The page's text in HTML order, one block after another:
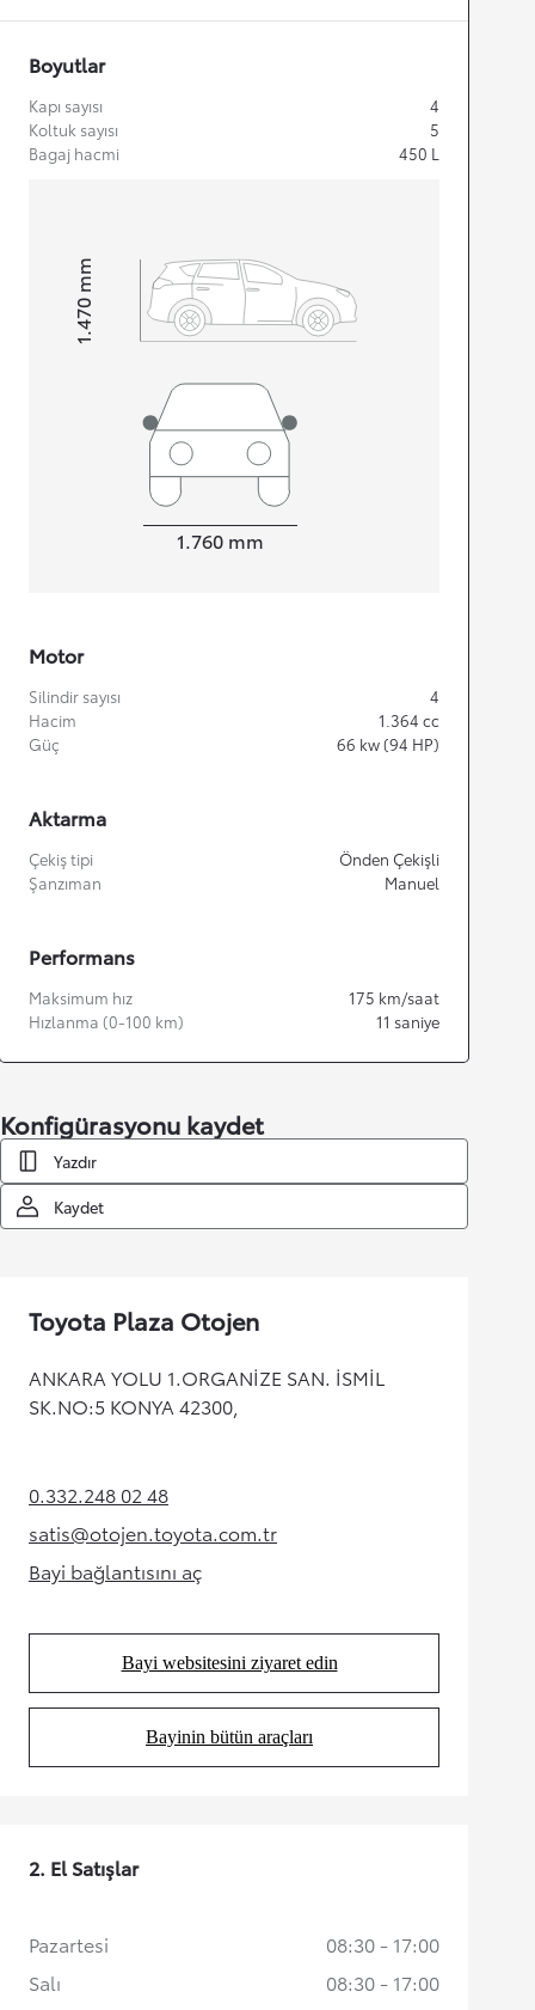
Boyutlar
Kapı sayısı
4
Koltuk sayısı
5
Bagaj hacmi
450 L
Height1.470
mm
Width
1.760 mm
Motor
Silindir sayısı
4
Hacim
1.364 cc
Güç
66 kw (94 HP)
Aktarma
Çekiş tipi
Önden Çekişli
Şanzıman
Manuel
Performans
Maksimum hız 175 km/saat
Hızlanma (0-100 km)
11 saniye
Konfigürasyonu kaydet
Yazdır
Kaydet
Toyota Plaza Otojen
ANKARA YOLU 1.ORGANİZE SAN. İSMİL
SK.NO:5 KONYA 42300,
0.332.248 02 48(Opens in new tab)
satis@otojen.toyota.com.tr
(Opens in new tab)
Bayi bağlantısını aç
(Opens in new tab)
Bayi websitesini ziyaret edin
(Opens in new tab)
Bayinin bütün araçları
(Opens in new tab)
2. El Satışlar
Pazartesi
08:30 - 17:00
Salı
08:30 - 17:00